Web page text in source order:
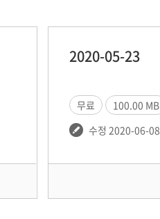
2020-05-23
무료
100.00 MB
수정 2020-06-08